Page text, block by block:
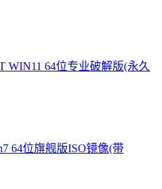
WIN11 64位专业破解版(永久
64位旗舰版ISO镜像(带